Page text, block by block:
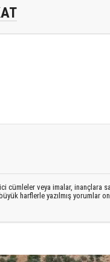
cümleler veya imalar, inançlara
harflerle yazılmış yorumlar